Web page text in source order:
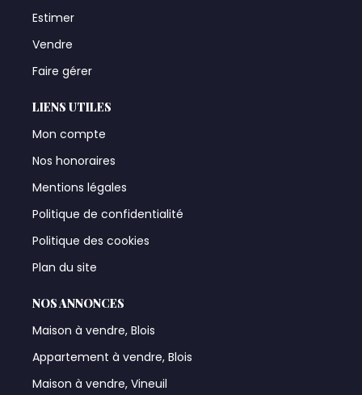
Estimer
Vendre
Faire gérer
LIENS UTILES
Mon compte
Nos honoraires
Mentions légales
Politique de confidentialité
Politique des cookies
Plan du site
NOS ANNONCES
Maison à vendre, Blois
Appartement à vendre, Blois
Maison à vendre, Vineuil